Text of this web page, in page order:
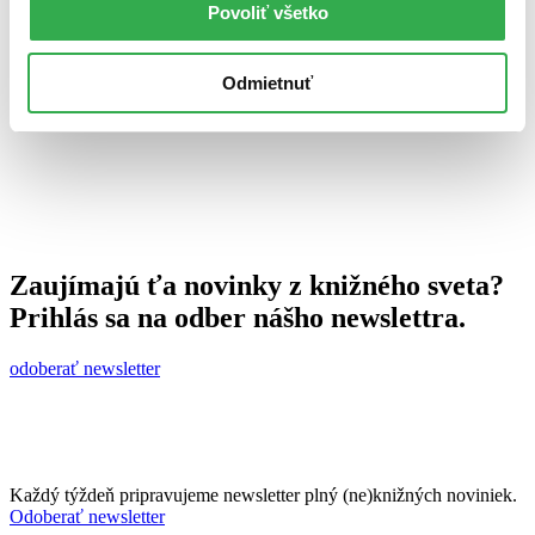
Povoliť všetko
Odmietnuť
9. júla 2010
Zaujímajú ťa novinky z knižného sveta?
Prihlás sa na odber nášho newslettra.
odoberať newsletter
Každý týždeň pripravujeme newsletter plný (ne)knižných noviniek.
Odoberať newsletter